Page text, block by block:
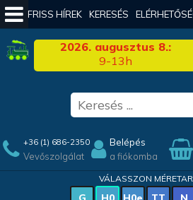
FRISS HÍREK KERESÉS
2026. augusztus 8.:
9-13h
+36 (1) 686-2350
Vevőszolgálat
Belépés
a fiókomba
VÁLASSZON